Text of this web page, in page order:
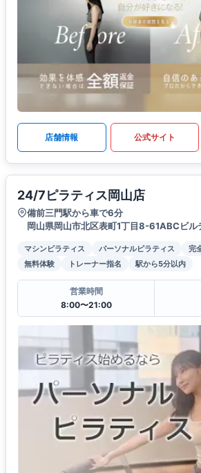
店舗情報 公式サイト
24/7ピラティス岡山店
備前三門駅から車で6分
岡山県岡山市北区表町1丁目8-61ABCビル
マシンピラティス パーソナルピラティス 完
無料体験
トレーナー指名 駅から5分以内
営業時間
8:00〜21:00